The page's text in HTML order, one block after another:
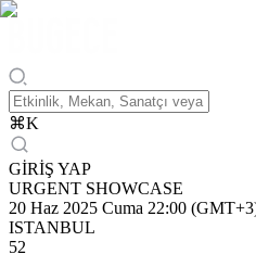
⌘K
GİRİŞ YAP
URGENT SHOWCASE
20 Haz 2025 Cuma 22:00
ISTANBUL
52